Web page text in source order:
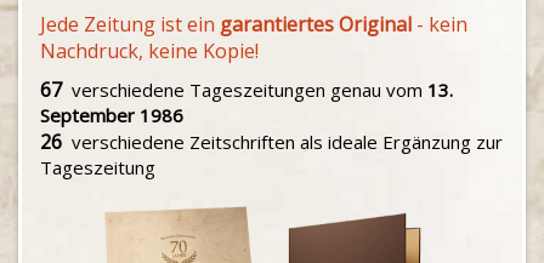
Jede Zeitung ist ein garantiertes Original - kein
Nachdruck, keine Kopie!
67verschiedene Tageszeitungen genau vom 13.
September 1986
26 verschiedene Zeitschriften als ideale Ergänzung zur
Tageszeitung